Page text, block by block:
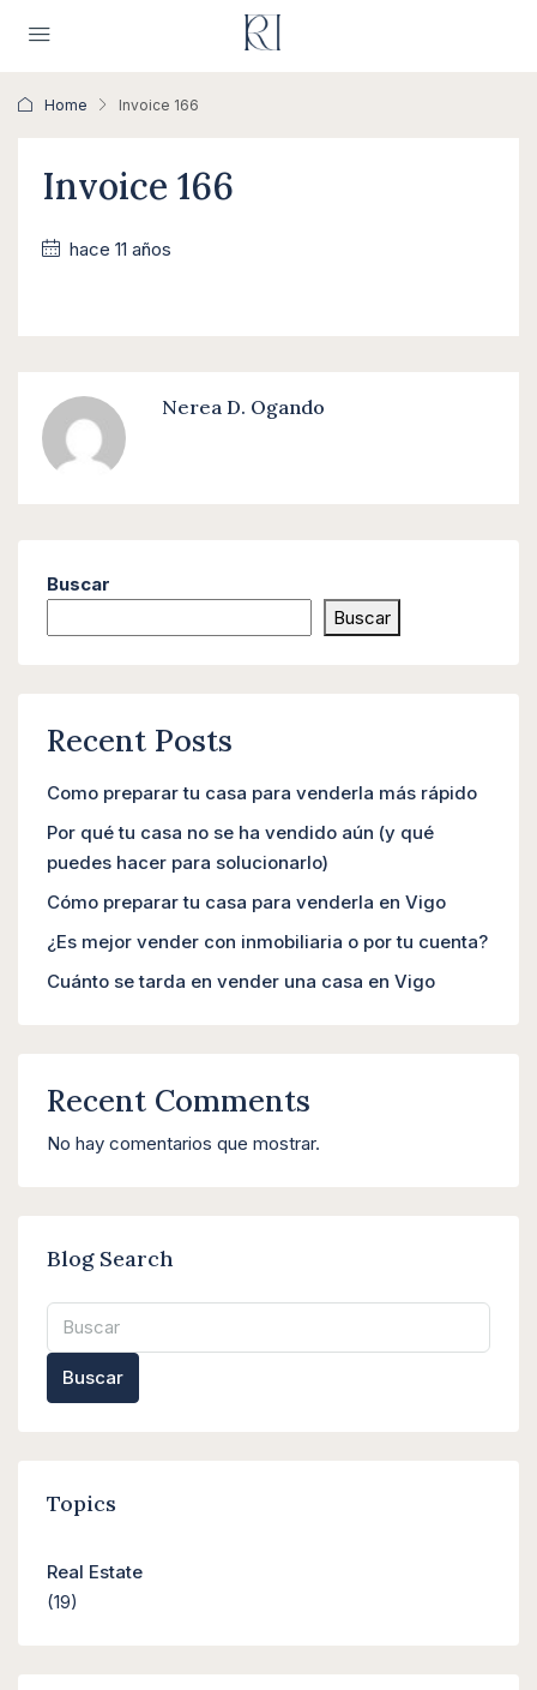
Home Invoice 166
Invoice 166
hace 11 años
Nerea D. Ogando
Buscar
Buscar
Recent Posts
Como preparar tu casa para venderla más rápido
Por qué tu casa no se ha vendido aún (y qué
puedes hacer para solucionarlo)
Cómo preparar tu casa para venderla en Vigo
¿Es mejor vender con inmobiliaria o por tu cuenta?
Cuánto se tarda en vender una casa en Vigo
Recent Comments
No hay comentarios que mostrar.
Blog Search
Buscar
Topics
Real Estate
(19)